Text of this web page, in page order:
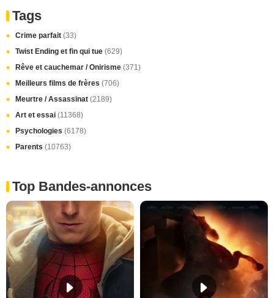
Tags
Crime parfait (33)
Twist Ending et fin qui tue (629)
Rêve et cauchemar / Onirisme (371)
Meilleurs films de frères (706)
Meurtre / Assassinat (2189)
Art et essai (11368)
Psychologies (6178)
Parents (10763)
Top Bandes-annonces